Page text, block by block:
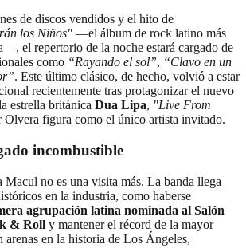
de discos vendidos y el hito de
los Niños" —el álbum de rock latino más
el repertorio de la noche estará cargado de
como “Rayando el sol”, “Clavo en un
. Este último clásico, de hecho, volvió a estar
recientemente tras protagonizar el nuevo
estrella británica Dua Lipa, "Live From
Olvera figura como el único artista invitado.
incombustible
Macul no es una visita más. La banda llega
en la industria, como haberse
agrupación latina nominada al Salón
& Roll y mantener el récord de la mayor
arenas en la historia de Los Ángeles,